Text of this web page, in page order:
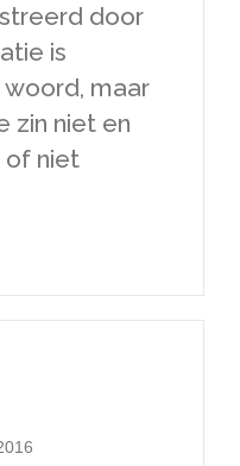
door
is
maar
zin niet en
niet
in je relatie